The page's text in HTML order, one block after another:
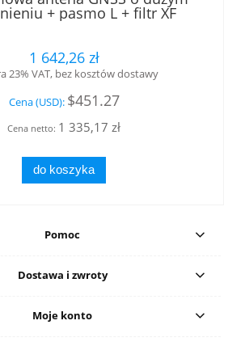
+ pasmo L + filtr XF
1 642,26 zł
23% VAT, bez kosztów dostawy
Cena (USD): $451.27
Cena netto: 1 335,17 zł
do koszyka
Pomoc
Dostawa i zwroty
Moje konto